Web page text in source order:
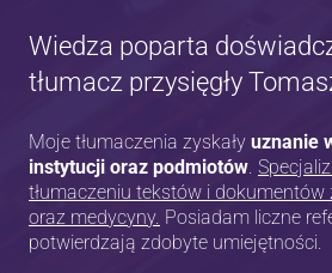
Wiedza poparta
tłumacz przysięgły
Moje tłumaczenia zyskały uznanie
instytucji oraz podmiotów.
tłumaczeniu tekstów i dokumentów
oraz medycyny. Posiadam liczne
potwierdzają zdobyte umiejętności.